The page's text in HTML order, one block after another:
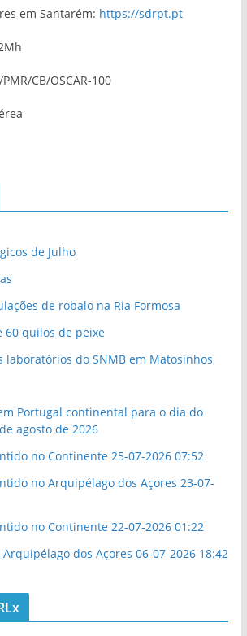
em Santarém: https://sdrpt.pt
CB/OSCAR-100
de Julho
de robalo na Ria Formosa
60 quilos de peixe
laboratórios do SNMB em Matosinhos
Portugal continental para o dia do
agosto de 2026
no Continente 25-07-2026 07:52
no Arquipélago dos Açores 23-07-
no Continente 22-07-2026 01:22
dos Açores 06-07-2026 18:42